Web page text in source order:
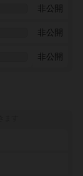
非公開
非公開
非公開